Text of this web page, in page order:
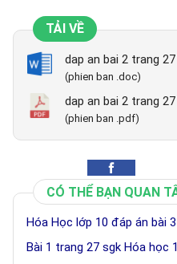
TẢI VỀ
dap an bai 2 trang
(phien ban .doc)
dap an bai 2 trang
(phien ban .pdf)
CÓ THỂ BẠN QUAN
Hóa Học lớp 10 đáp án bài
Bài 1 trang 27 sgk Hóa học